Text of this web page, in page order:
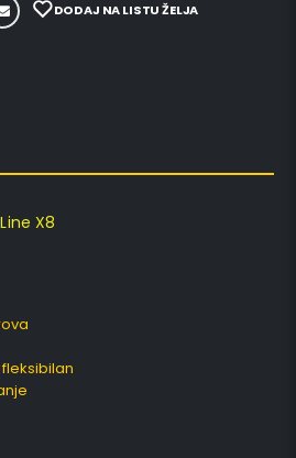
DODAJ NA LISTU ŽELJA
X8